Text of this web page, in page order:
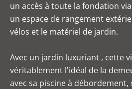
un accès à toute la fondation
un espace de rangement
vélos et le matériel de jardin.
Avec un jardin luxuriant , cette
véritablement l'idéal de la
avec sa piscine à débordement,